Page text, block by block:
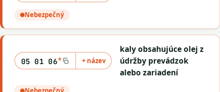
Nebezpečný
05 01 06* + název
kaly obsahujúce olej z
údržby prevádzok
alebo zariadení